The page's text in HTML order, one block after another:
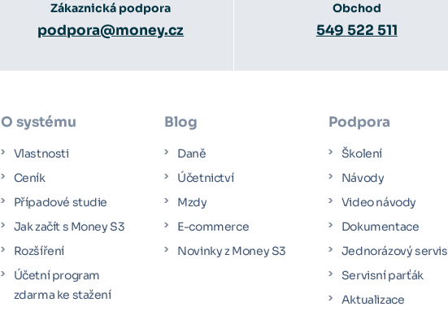
Zákaznická podpora
podpora@money.cz
Obchod
549 522 511
O systému
Vlastnosti
Ceník
Případové studie
Jak začít s Money S3
Rozšíření
Účetní program
zdarma ke stažení
Blog
Daně
Účetnictví
Mzdy
E-commerce
Novinky z Money S3
Podpora
Školení
Návody
Video návody
Dokumentace
Jednorázový servis
Servisní parťák
Aktualizace